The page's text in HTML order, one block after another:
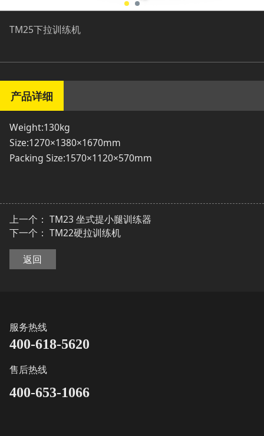
TM25下拉训练机
产品详细
Weight:130kg
Size:1270×1380×1670mm
Packing Size:1570×1120×570mm
上一个： TM23 坐式提小腿训练器
下一个： TM22硬拉训练机
返回
服务热线
400-618-5620
售后热线
400-653-1066